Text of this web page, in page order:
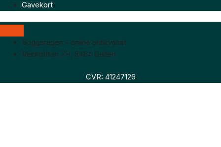
Gavekort
Boggaragen – online antikvariat
Marktoften 7H, 8464 Galten
CVR: 41247126